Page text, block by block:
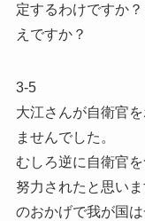
定するわけですか
えですか？
3-5
大江さんが自衛官
ませんでした。
むしろ逆に自衛官
努力されたと思い
のおかげで我が国